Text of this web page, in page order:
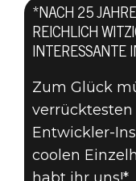
DOOM®
01. Juli 2019
*NACH 25
REICHLICH
INTERESSANTE
Zum Glück
verrücktesten
Entwickler-
coolen